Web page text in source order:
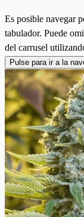
Es posible navegar
tabulador. Puede
del carrusel
Pulse para ir a la